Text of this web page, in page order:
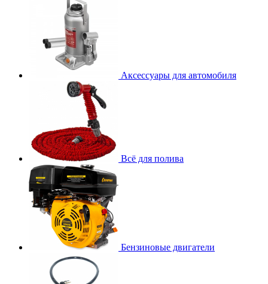
Аксессуары для автомобиля
Всё для полива
Бензиновые двигатели